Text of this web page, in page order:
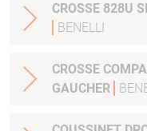
CROSSE 828U
BENELLI
CROSSE
GAUCHER